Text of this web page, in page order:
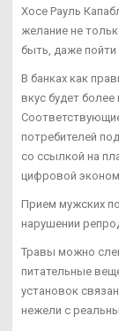
Хосе Рауль
желание не
быть, даже
В банках как
вкус будет
потребителей
со ссылкой на
цифровой
Прием мужских
нарушении
Травы можно
питательные
установок
нежели с